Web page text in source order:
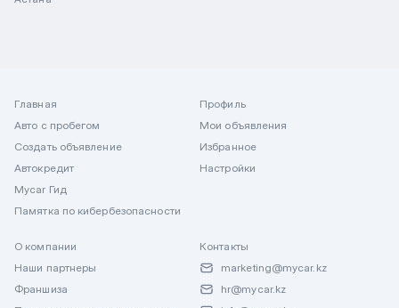
Главная
Авто с пробегом
Создать объявление
Автокредит
Mycar Гид
Памятка по кибербезопасности
Профиль
Мои объявления
Избранное
Настройки
О компании
Наши партнеры
Франшиза
Контакты
marketing@mycar.kz
hr@mycar.kz